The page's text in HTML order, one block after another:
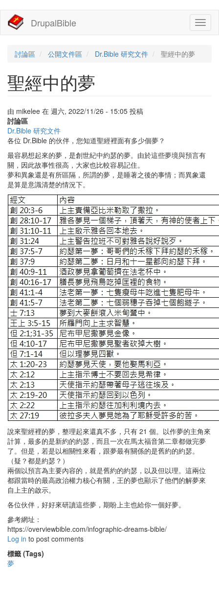
主
DrupalBible
討論區 公開文件區 Dr.Bible 研究文件 聖經中的夢
聖經中的夢
由 mikelee 在 週六, 2022/11/26 - 15:05 投稿
討論區
Dr.Bible 研究文件
各位 Dr.Bible 的伙伴，您知道聖經裡面有多少個夢？
最容易想起來的夢，是創世紀中約瑟的夢。由於這些夢境與預言有
關，因此故事性很高，大家也比較容易記住。
夢和異象還是有所區隔，所謂的夢，是睡著之後的事情；而異象還
是算是意識清楚的情況下。
說來聖經裡的夢，整理起來還真不多，只有 21 個。以作夢的主角來
計算，最多的是新約的約瑟，而且一次在馬太福音第二章都做完夢
了。但是，若是以相關性來看，跟夢最有關係的是舊約的約瑟。
（疑？都是約瑟？）
兩個以預言為主要內容的，就是舊約的約瑟，以及但以理。這兩位
都跟當時的最高政治權力核心有關，王的夢也顯示了他們的解夢來
自上主的啟示。
各位伙伴，好好來研讀這些夢，期盼上主也給你一個好夢。
參考網址：
https://overviewbible.com/infographic-dreams-bible/
Log in to post comments
標籤 (Tags)
夢